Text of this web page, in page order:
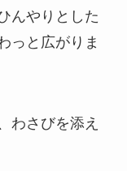
んやりとした
っと広がりま
わさびを添え